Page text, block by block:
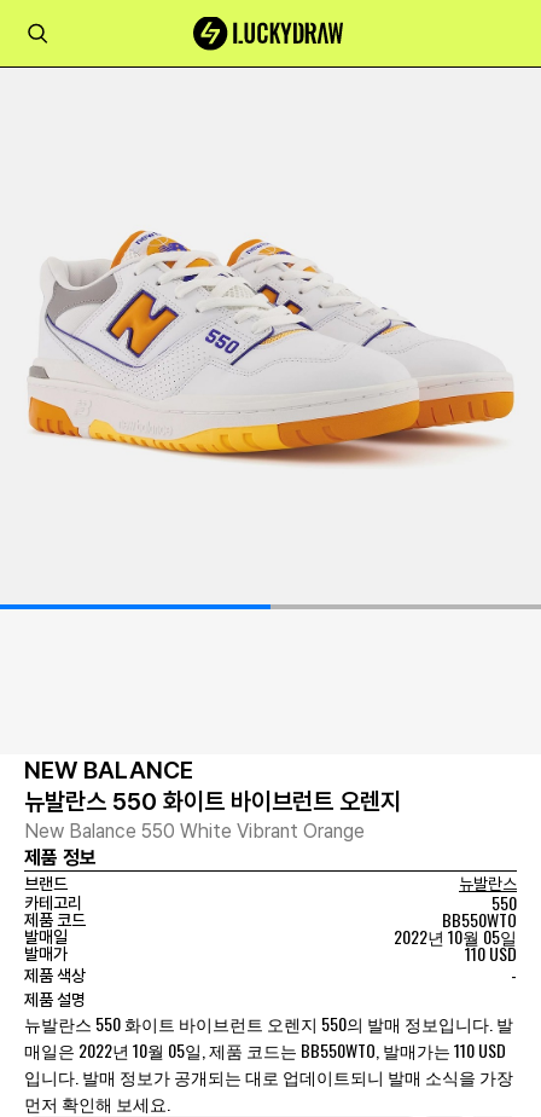
NEW BALANCE
뉴발란스 550 화이트 바이브런트 오렌지
New Balance 550 White Vibrant Orange
제품 정보
브랜드
뉴발란스
카테고리
550
제품 코드 BB550WTO
발매일 2022년 10월 05일
발매가 110 USD
제품 색상 -
제품 설명
뉴발란스 550 화이트 바이브런트 오렌지 550의 발매 정보입니다. 발
매일은 2022년 10월 05일, 제품 코드는 BB550WTO, 발매가는 110 USD
입니다. 발매 정보가 공개되는 대로 업데이트되니 발매 소식을 가장
먼저 확인해 보세요.